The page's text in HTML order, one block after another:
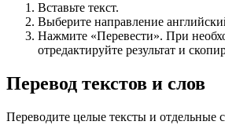
Вставьте текст.
Выберите направление
Нажмите «Перевести». При
отредактируйте результат и
Перевод текстов и слов
Переводите целые тексты и отдельные